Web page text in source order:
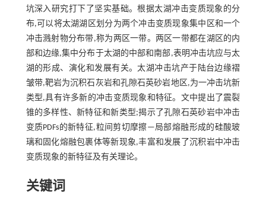
坑深入研究打下了坚实基础。根据太湖冲击变质现象的分
布,可以将太湖湖区划分为两个冲击变质现象集中区和一个
冲击溅射物分布带,称为两区一带。两区一带都在湖区的内
部和边缘,集中分布于太湖的中部和南部,表明冲击坑应与太
湖的形成、演化和发展有关。太湖冲击坑产于陆台边缘褶
皱带,靶岩为沉积石灰岩和孔隙石英砂岩地区,为一冲击坑新
类型,具有许多新的冲击变质现象和特征。文中提出了震裂
锥的多样性、新特征和新类型;揭示了孔隙石英砂岩中冲击
变质PDFs的新特征,粒间剪切摩擦—局部熔融形成的硅酸玻
璃和固化熔融包裹体等新现象,丰富和发展了沉积岩中冲击
变质现象的新特征及有关理论。
关键词